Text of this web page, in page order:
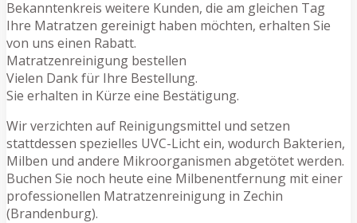
Bekanntenkreis weitere Kunden, die am gleichen Tag
Ihre Matratzen gereinigt haben möchten, erhalten Sie
von uns einen Rabatt.
Matratzenreinigung bestellen
Vielen Dank für Ihre Bestellung.
Sie erhalten in Kürze eine Bestätigung.
Wir verzichten auf Reinigungsmittel und setzen
stattdessen spezielles UVC-Licht ein, wodurch Bakterien,
Milben und andere Mikroorganismen abgetötet werden.
Buchen Sie noch heute eine Milbenentfernung mit einer
professionellen Matratzenreinigung in Zechin
(Brandenburg).